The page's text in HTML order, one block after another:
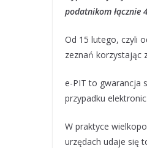
podatnikom łącznie
Od 15 lutego, czyli
zeznań korzystając
e-PIT to gwarancja
przypadku
W praktyce
urzędach udaje się